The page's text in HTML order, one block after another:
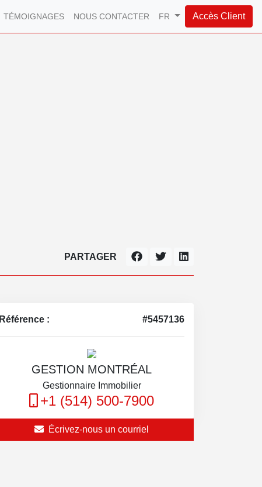
TÉMOIGNAGES NOUS CONTACTER FR Accès Client
PARTAGER
Référence : #5457136
GESTION MONTRÉAL
Gestionnaire Immobilier
+1 (514) 500-7900
Écrivez-nous un courriel